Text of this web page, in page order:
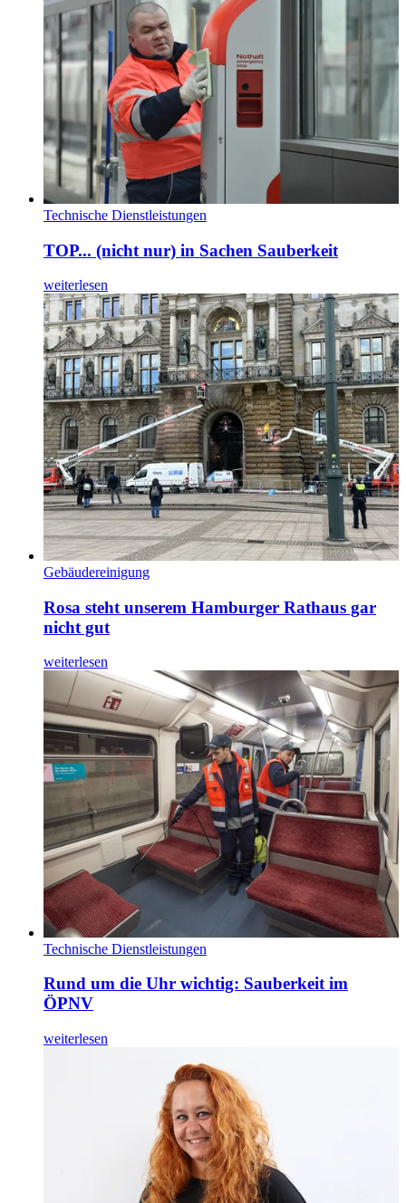
Technische Dienstleistungen
TOP... (nicht nur) in Sachen Sauberkeit
weiterlesen
Gebäudereinigung
Rosa steht unserem Hamburger Rathaus gar
nicht gut
weiterlesen
Technische Dienstleistungen
Rund um die Uhr wichtig: Sauberkeit im
ÖPNV
weiterlesen